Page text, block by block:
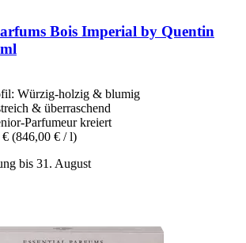
Bois Imperial by Quentin
Würzig-holzig & blumig
& überraschend
Parfumeur kreiert
€ (846,00 € / l)
bis 31. August